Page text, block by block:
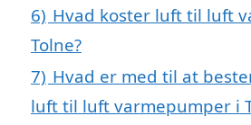
6) Hvad koster luft til luft
Tolne?
7) Hvad er med til at
luft til luft varmepumper i